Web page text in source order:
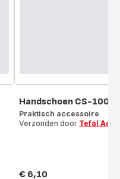
Handschoen CS-
Praktisch accessoire
Verzonden door Tefal
€ 6,10